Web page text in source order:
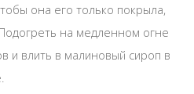
она его только покрыла,
на медленном огне
и влить в малиновый сироп в